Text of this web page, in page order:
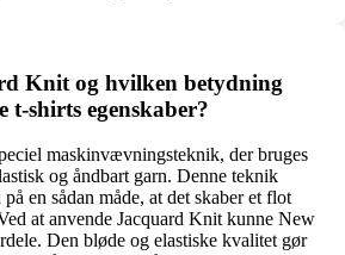
Knit og hvilken betydning
t-shirts egenskaber?
maskinvævningsteknik, der bruges
og åndbart garn. Denne teknik
en sådan måde, at det skaber et flot
at anvende Jacquard Knit kunne New
Den bløde og elastiske kvalitet gør